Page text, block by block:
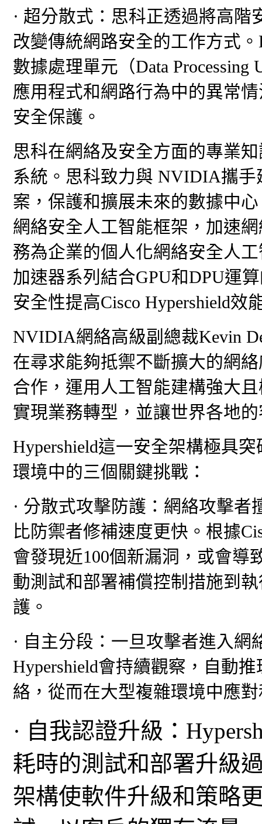
· 超分散式：思科正透過將高
改變傳統網路安全的工作方式
數據處理單元（Data
應用程式和網路行為中的異常
安全保護。
思科在網絡及安全方面的專業
系統。思科致力與 NVIDIA攜
案，保護和擴展未來的數據中
網絡安全人工智能框架，加速
務為企業的個人化網絡安全人
加速器系列結合GPU和DPU運
安全性提高Cisco Hypershield效
NVIDIA網絡高級副總裁Kevin
在尋求能夠抵禦不斷擴大的網
合作，運用人工智能建構強大
實現業務轉型，並讓世界各地
Hypershield這一安全架構極具
環境中的三個關鍵挑戰：
· 分散式攻擊防護：網絡攻擊
比防禦者修補速度更快。根據
會發現近100個新漏洞，或會導
動測試和部署補償控制措施到
護。
· 自主分段：一旦攻擊者進入
Hypershield會持續觀察，自動
絡，從而在大型複雜環境中應
· 自我認證升級：
耗時的測試和部署升級
架構使軟件升級和策略